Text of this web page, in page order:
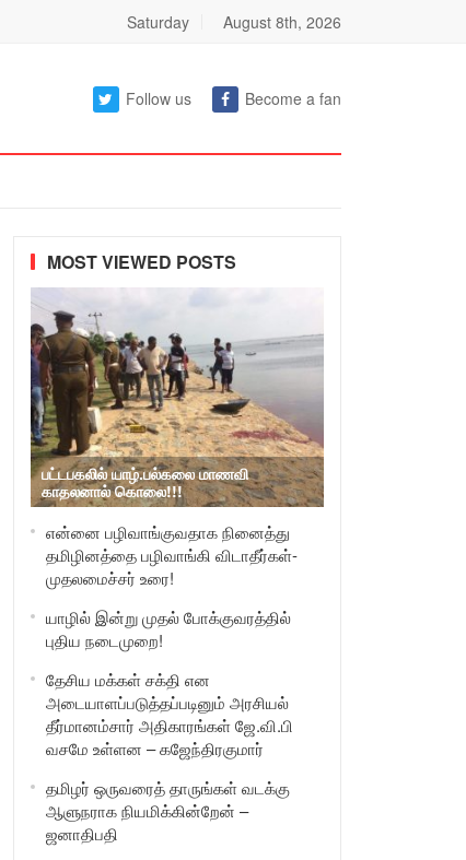
Saturday August 8th, 2026
Follow us Become a fan
MOST VIEWED POSTS
பட்டபகலில் யாழ்.பல்கலை மாணவி
காதலனால் கொலை!!!
என்னை பழிவாங்குவதாக நினைத்து
தமிழினத்தை பழிவாங்கி விடாதீர்கள்-
முதலமைச்சர் உரை!
யாழில் இன்று முதல் போக்குவரத்தில்
புதிய நடைமுறை!
தேசிய மக்கள் சக்தி என
அடையாளப்படுத்தப்படினும் அரசியல்
தீர்மானம்சார் அதிகாரங்கள் ஜே.வி.பி
வசமே உள்ளன – கஜேந்திரகுமார்
தமிழர் ஒருவரைத் தாருங்கள் வடக்கு
ஆளுநராக நியமிக்கின்றேன் –
ஜனாதிபதி